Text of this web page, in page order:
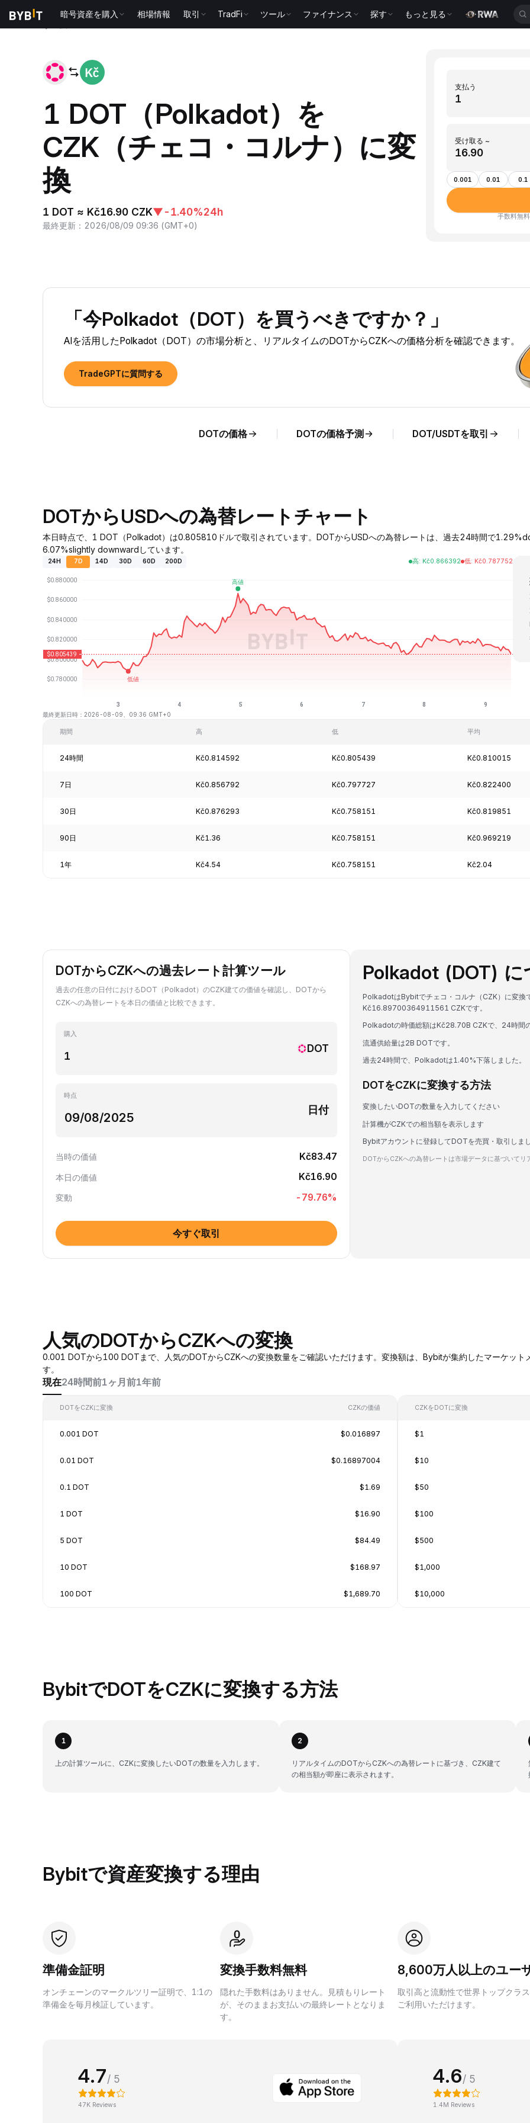
暗号資産を購入 相場情報 取引 TradFi ツール ファイナンス 探す もっと見る
1 DOT（Polkadot）を
CZK（チェコ・コルナ）に変
換
1 DOT ≈ Kč16.90 CZK▼-1.40%24h
最終更新 ： 2026/08/09 09:36 (GMT+0)
支払う
受け取る ~
0.001 0.01 0.1
手数料無
「今Polkadot（DOT）を買うべきですか？」
AIを活用したPolkadot（DOT）の市場分析と、リアルタイムのDOTからCZKへの価格分析を確認できます。
TradeGPTに質問する
DOTの価格 DOTの価格予測 DOT/USDTを取引
DOTからUSDへの為替レートチャート
本日時点で、1 DOT（Polkadot）は0.805810ドルで取引されています。DOTからUSDへの為替レートは、過去24時間で
6.07%slightly downwardしています。
24H 7D 14D 30D 60D 200D 高: Kč0.866392 低: Kč0.787752
最終更新日時：2026-08-09、09:36 GMT+0
期間 高 低 平均
24時間 Kč0.814592 Kč0.805439 Kč0.810015
7日 Kč0.856792 Kč0.797727 Kč0.822400
30日 Kč0.876293 Kč0.758151 Kč0.819851
90日 Kč1.36 Kč0.758151 Kč0.969219
1年 Kč4.54 Kč0.758151 Kč2.04
DOTからCZKへの過去レート計算ツール
過去の任意の日付におけるDOT（Polkadot）のCZK建ての価値を確認し、DOTから
CZKへの為替レートを本日の価値と比較できます。
購入
DOT
時点
日付
当時の価値 Kč83.47
本日の価値 Kč16.90
変動 -79.76%
今すぐ取引
Polkadot (DOT) に
PolkadotはBybitでチェコ・コルナ（CZK）に変換
Kč16.89700364911561 CZKです。
Polkadotの時価総額はKč28.70B CZKで、24時間
流通供給量は2B DOTです。
過去24時間で、Polkadotは1.40%下落しました。
DOTをCZKに変換する方法
変換したいDOTの数量を入力してください
計算機がCZKでの相当額を表示します
Bybitアカウントに登録してDOTを売買・取引しま
DOTからCZKへの為替レートは市場データに基づいてリ
人気のDOTからCZKへの変換
0.001 DOTから100 DOTまで、人気のDOTからCZKへの変換数量をご確認いただけます。変換額は、Bybitが集約したマーケット
す。
現在24時間前1ヶ月前1年前
DOTをCZKに変換 CZKの価値
0.001 DOT $0.016897
0.01 DOT $0.16897004
0.1 DOT $1.69
1 DOT $16.90
5 DOT $84.49
10 DOT $168.97
100 DOT $1,689.70
CZKをDOTに変換
$1
$10
$50
$100
$500
$1,000
$10,000
BybitでDOTをCZKに変換する方法
1
上の計算ツールに、CZKに変換したいDOTの数量を入力します。
2
リアルタイムのDOTからCZKへの為替レートに基づき、CZK建て
の相当額が即座に表示されます。
Bybitで資産変換する理由
準備金証明
オンチェーンのマークルツリー証明で、1:1の
準備金を毎月検証しています。
変換手数料無料
隠れた手数料はありません。見積もりレート
が、そのままお支払いの最終レートとなりま
す。
8,600万人以上のユー
取引高と流動性で世界トップクラ
ご利用いただけます。
4.7/ 5
47K Reviews
4.6/ 5
1.4M Reviews